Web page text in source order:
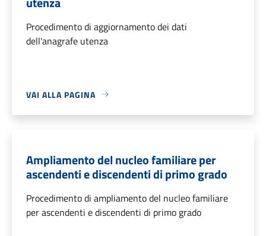
Procedimento di aggiornamento dei dati
dell'anagrafe utenza
VAI ALLA PAGINA
Ampliamento del nucleo familiare per
ascendenti e discendenti di primo grado
Procedimento di ampliamento del nucleo familiare
per ascendenti e discendenti di primo grado